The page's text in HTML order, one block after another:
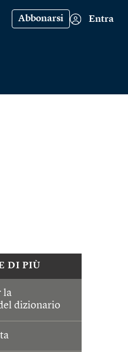
Abbonarsi Entra
DI PIÙ
la
dizionario